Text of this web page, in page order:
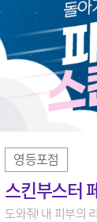
영등포점
스킨부스터
도와줘! 내 피부의